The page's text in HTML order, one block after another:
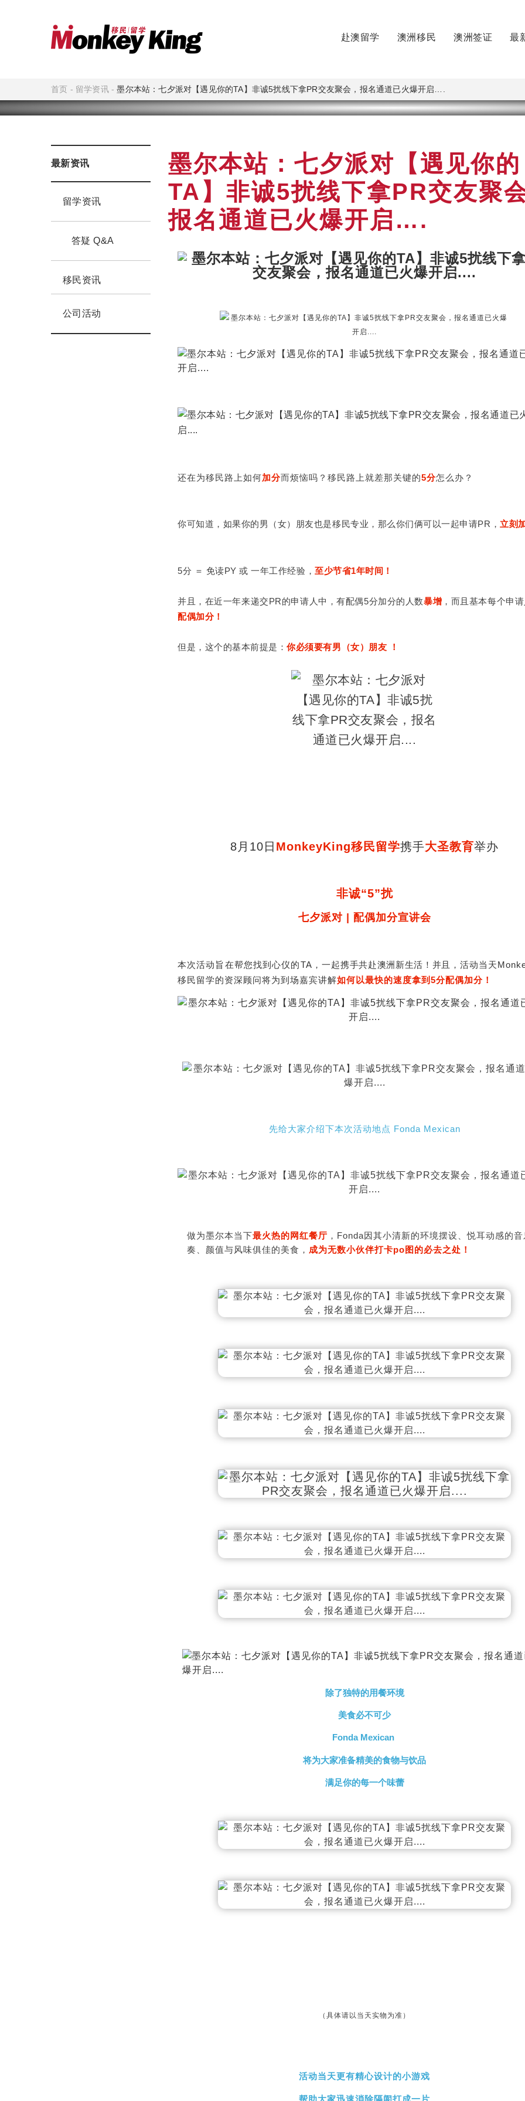
赴澳留学 澳洲移民 澳洲签证 最
首页 - 留学资讯-墨尔本站：七夕派对【遇见你的TA】非诚5扰线下拿PR交友聚会，报名通道已火爆开启….
最新资讯
留学资讯
答疑 Q&A
移民资讯
公司活动
墨尔本站：七夕派对【遇见你的
TA】非诚5扰线下拿PR交友聚
报名通道已火爆开启….
还在为移民路上如何加分而烦恼吗？移民路上就差那关键的5分怎么办？
你可知道，如果你的男（女）朋友也是移民专业，那么你们俩可以一起申请PR， 立刻
5分 ＝ 免读PY 或 一年工作经验，至少节省1年时间！
并且，在近一年来递交PR的申请人中，有配偶5分加分的人数暴增 ，而且基本每个申
配偶加分！
但是，这个的基本前提是：你必须要有男（女）朋友 ！
8月10日 MonkeyKing移民留学携手大圣教育举办
非诚“5”扰
七夕派对 | 配偶加分宣讲会
本次活动旨在帮您找到心仪的TA，一起携手共赴澳洲新生活！并且， 活动当天
移民留学的资深顾问将为到场嘉宾讲解如何以最快的速度拿到5分配偶加分！
先给大家介绍下本次活动地点 Fonda Mexican
做为墨尔本当下最火热的网红餐厅 ，Fonda因其小清新的环境摆设、悦耳动感的
奏、颜值与风味俱佳的美食， 成为无数小伙伴打卡po图的必去之处！
除了独特的用餐环境
美食必不可少
Fonda Mexican
将为大家准备精美的食物与饮品
满足你的每一个味蕾
（具体请以当天实物为准）
活动当天更有精心设计的小游戏
帮助大家迅速消除隔阂打成一片